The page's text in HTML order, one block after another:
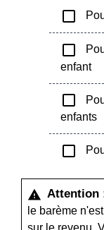
check_box_outline_blank
check_box_outline_blank
enfant
check_box_outline_blank
enfants
check_box_outline_blank
warning Attention
le barème